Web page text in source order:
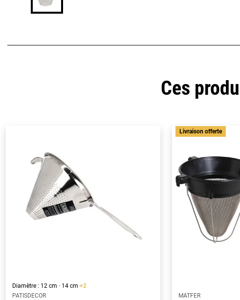
Ces
Diamètre : 12 cm · 14 cm +2
PATISDECOR
MATFER
Livraison offerte